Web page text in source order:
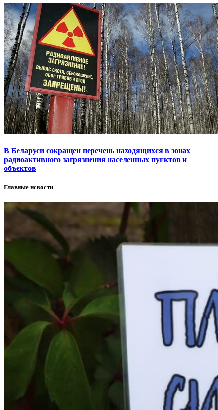
В Беларуси сокращен перечень находящихся в зонах
радиоактивного загрязнения населенных пунктов и
объектов
Главные новости